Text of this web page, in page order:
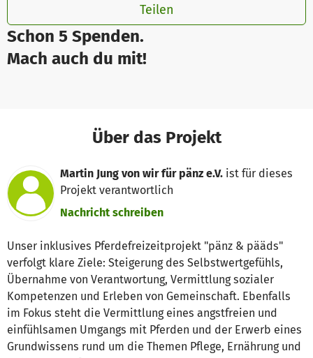
Schon 5 Spenden.
Mach auch du mit!
Teilen
Über das Projekt
Martin Jung von wir für pänz e.V. ist für dieses
Projekt verantwortlich
Nachricht schreiben
Unser inklusives Pferdefreizeitprojekt "pänz & pääds"
verfolgt klare Ziele: Steigerung des Selbstwertgefühls,
Übernahme von Verantwortung, Vermittlung sozialer
Kompetenzen und Erleben von Gemeinschaft. Ebenfalls
im Fokus steht die Vermittlung eines angstfreien und
einfühlsamen Umgangs mit Pferden und der Erwerb eines
Grundwissens rund um die Themen Pflege, Ernährung und